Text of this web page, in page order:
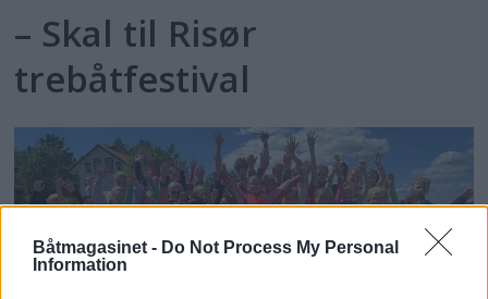
Båtmagasinet - Do Not Process My Personal
Information
– Skal til Risør
trebåtfestival